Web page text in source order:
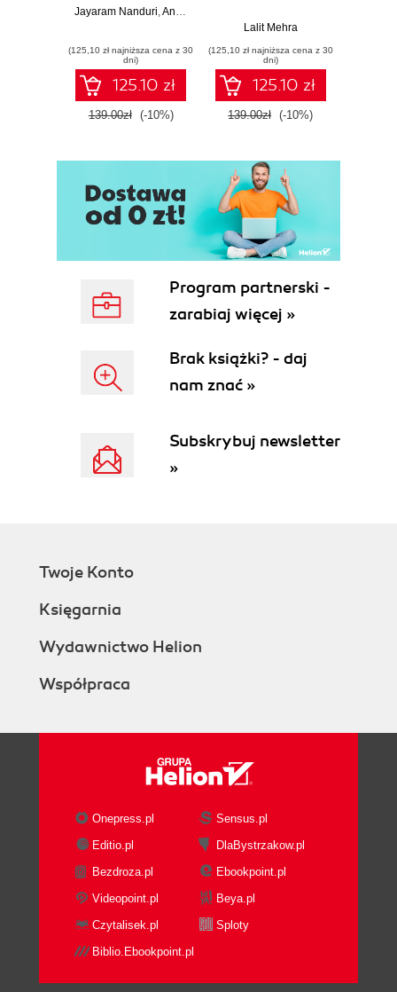
Jayaram Nanduri Anand Oka
(125,10 zł najniższa cena z 30
dni)
125.10 zł
139.00zł (-10%)
Lalit Mehra
(125,10 zł najniższa cena z 30
dni)
125.10 zł
139.00zł (-10%)
Program partnerski -
zarabiaj więcej »
Brak książki? - daj
nam znać »
Subskrybuj newsletter
»
Twoje Konto
Księgarnia
Wydawnictwo Helion
Współpraca
Onepress.pl
Sensus.pl
Editio.pl
DlaBystrzakow.pl
Bezdroza.pl
Ebookpoint.pl
Videopoint.pl
Beya.pl
Czytalisek.pl
Sploty
Biblio.Ebookpoint.pl